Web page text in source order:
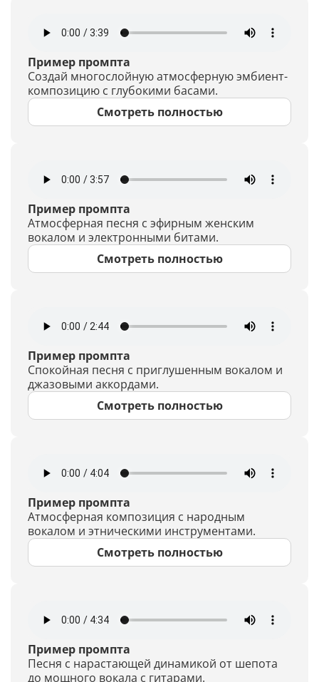
Пример промпта
Создай многослойную атмосферную эмбиент-
композицию с глубокими басами.
Смотреть полностью
Пример промпта
Атмосферная песня с эфирным женским
вокалом и электронными битами.
Смотреть полностью
Пример промпта
Спокойная песня с приглушенным вокалом и
джазовыми аккордами.
Смотреть полностью
Пример промпта
Атмосферная композиция с народным
вокалом и этническими инструментами.
Смотреть полностью
Пример промпта
Песня с нарастающей динамикой от шепота
до мощного вокала с гитарами.